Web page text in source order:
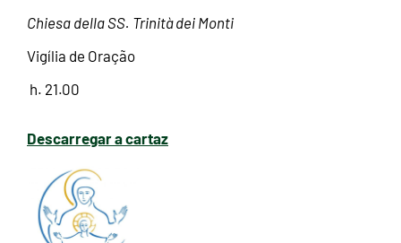
Chiesa della SS. Trinità dei Monti
Vigília de Oração
h. 21.00
Descarregar a cartaz